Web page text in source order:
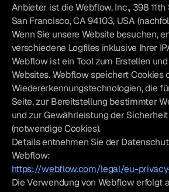
Anbieter ist die Webflow, Inc., 398 11th
San Francisco, CA 94103, USA
Wenn Sie unsere Website besuchen,
verschiedene Logfiles inklusive Ihrer
Webflow ist ein Tool zum Erstellen
Websites. Webflow speichert Cookies
Wiedererkennungstechnologien, die
Seite, zur Bereitstellung bestimmter
und zur Gewährleistung der
(notwendige Cookies).
Details entnehmen Sie der
Webflow:
https://webflow.com/legal/eu-
Die Verwendung von Webflow erfolgt